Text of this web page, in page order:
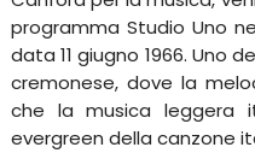
programma Studio Uno
data 11 giugno 1966. Uno
cremonese, dove la
che la musica leggera
evergreen della canzone